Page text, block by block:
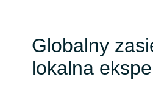
Poland
Globalny
lokalna